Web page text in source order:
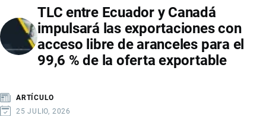
DEL
ECUADOR:
LA
CIUDAD
EL
TLC entre Ecuador y Canadá
impulsará las exportaciones con
acceso libre de aranceles para el
99,6 % de la oferta exportable
ARTÍCULO
25 JULIO, 2026